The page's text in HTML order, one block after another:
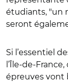
étudiants, "un
seront
Si l’essentiel
l’Île-de-
épreuves vont